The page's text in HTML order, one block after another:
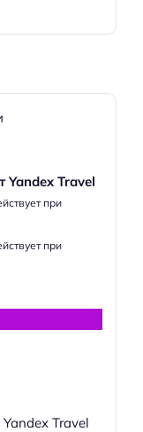
Yandex Travel
при
при
Travel